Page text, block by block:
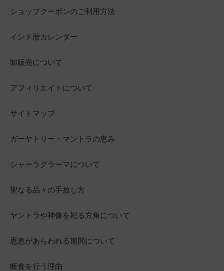
ショップクーポンのご利用方法
インド暦カレンダー
卸販売について
アフィリエイトについて
サイトマップ
ガーヤトリー・マントラの恵み
シャーラグラーマについて
聖なる品々の手放し方
ヤントラや神像を祀る方角について
恩恵があらわれる期間について
断食を行う理由